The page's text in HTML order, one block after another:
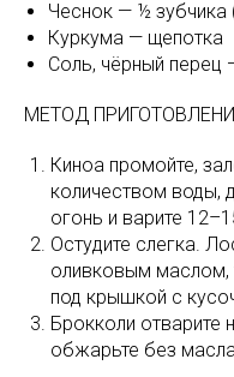
Чеснок — ½
Куркума — щепотка
Соль, чёрный перец
МЕТОД
Киноа промойте,
количеством воды,
огонь и варите
Остудите слегка.
оливковым маслом,
под крышкой с
Брокколи отварите
обжарьте без